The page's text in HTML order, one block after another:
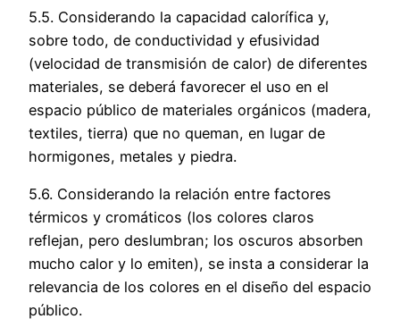
5.5. Considerando la capacidad calorífica y,
sobre todo, de conductividad y efusividad
(velocidad de transmisión de calor) de diferentes
materiales, se deberá favorecer el uso en el
espacio público de materiales orgánicos (madera,
textiles, tierra) que no queman, en lugar de
hormigones, metales y piedra.
5.6. Considerando la relación entre factores
térmicos y cromáticos (los colores claros
reflejan, pero deslumbran; los oscuros absorben
mucho calor y lo emiten), se insta a considerar la
relevancia de los colores en el diseño del espacio
público.